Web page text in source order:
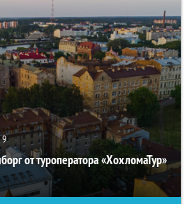
9
от туроператора «ХохломаТур»